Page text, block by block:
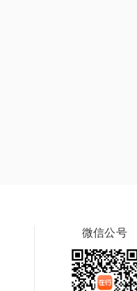
微信公号